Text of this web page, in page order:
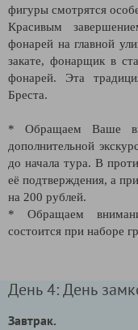
фигуры смотрятся
Красивым
фонарей на главной
закате, фонарщик в
фонарей. Эта
Бреста.
* Обращаем Ваше
дополнительной
до начала тура. В
её подтверждения, а
на 200 рублей.
* Обращаем
состоится при наборе
День 4: День
Завтрак.